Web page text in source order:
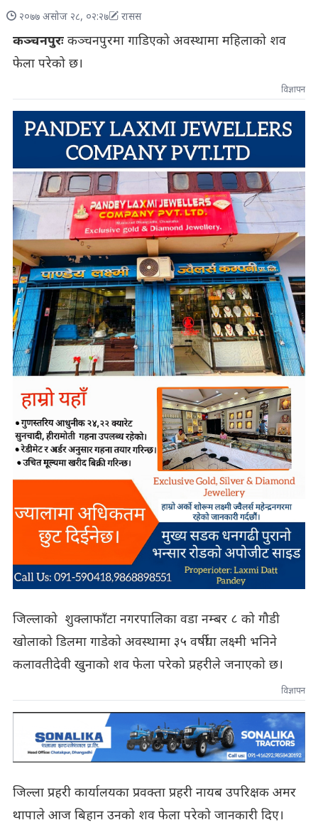
२०७७ असोज २८, ०२:२७ रासस
कञ्चनपुरःकञ्चनपुरमा गाडिएको अवस्थामा महिलाको शव
फेला परेको छ।
विज्ञापन
जिल्लाको शुक्लाफाँटा नगरपालिका वडा नम्बर ८ को गौडी
खोलाको डिलमा गाडेको अवस्थामा ३५ वर्षीया लक्ष्मी भनिने
कलावतीदेवी खुनाको शव फेला परेको प्रहरीले जनाएको छ।
विज्ञापन
जिल्ला प्रहरी कार्यालयका प्रवक्ता प्रहरी नायब उपरिक्षक अमर
थापाले आज बिहान उनको शव फेला परेको जानकारी दिए।